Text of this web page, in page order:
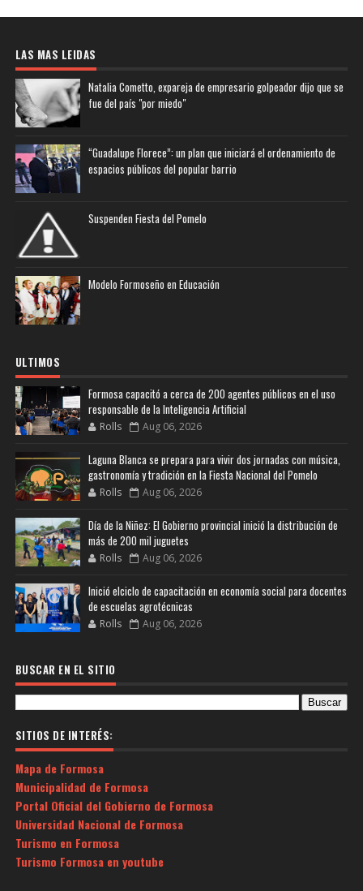
LAS MAS LEIDAS
Natalia Cometto, expareja de empresario golpeador dijo que se
fue del país "por miedo"
“Guadalupe Florece”: un plan que iniciará el ordenamiento de
espacios públicos del popular barrio
Suspenden Fiesta del Pomelo
Modelo Formoseño en Educación
ULTIMOS
Formosa capacitó a cerca de 200 agentes públicos en el uso
responsable de la Inteligencia Artificial
Rolls Aug 06, 2026
Laguna Blanca se prepara para vivir dos jornadas con música,
gastronomía y tradición en la Fiesta Nacional del Pomelo
Rolls Aug 06, 2026
Día de la Niñez: El Gobierno provincial inició la distribución de
más de 200 mil juguetes
Rolls Aug 06, 2026
Inició elciclo de capacitación en economía social para docentes
de escuelas agrotécnicas
Rolls Aug 06, 2026
BUSCAR EN EL SITIO
SITIOS DE INTERÉS:
Mapa de Formosa
Municipalidad de Formosa
Portal Oficial del Gobierno de Formosa
Universidad Nacional de Formosa
Turismo en Formosa
Turismo Formosa en youtube